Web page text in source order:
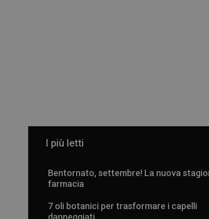
I più letti
Bentornato, settembre! La nuova
farmacia
7 oli botanici per trasformare i capelli
danneggiati